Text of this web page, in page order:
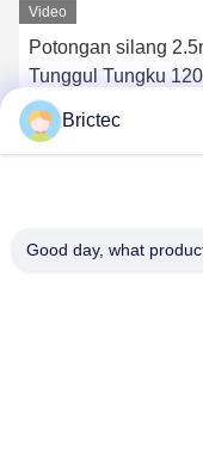
Video
Potongan silang
Tunggul Tungku 120
menit Siklus
Roller Tungku
Penembakan cepat
Dapatkan Harga
Brictec
Good day, what